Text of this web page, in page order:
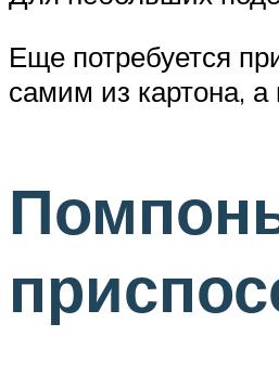
Еще потребуется
самим из картона,